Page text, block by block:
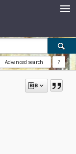
Advanced search ?